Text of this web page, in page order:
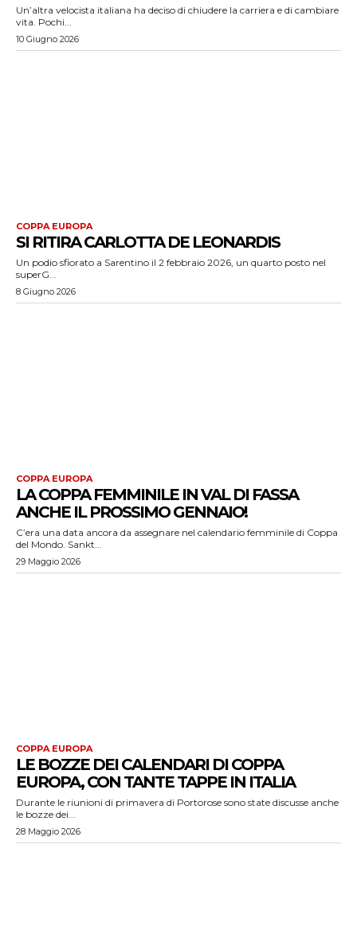
Un’altra velocista italiana ha deciso di chiudere la carriera e di cambiare
vita. Pochi...
10 Giugno 2026
COPPA EUROPA
SI RITIRA CARLOTTA DE LEONARDIS
Un podio sfiorato a Sarentino il 2 febbraio 2026, un quarto posto nel
superG...
8 Giugno 2026
COPPA EUROPA
LA COPPA FEMMINILE IN VAL DI FASSA
ANCHE IL PROSSIMO GENNAIO!
C’era una data ancora da assegnare nel calendario femminile di Coppa
del Mondo. Sankt...
29 Maggio 2026
COPPA EUROPA
LE BOZZE DEI CALENDARI DI COPPA
EUROPA, CON TANTE TAPPE IN ITALIA
Durante le riunioni di primavera di Portorose sono state discusse anche
le bozze dei...
28 Maggio 2026